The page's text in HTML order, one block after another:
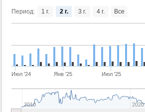
Период:
Июл '24 Янв '25 Июл '25
2010 2020
1 г. 2 г. 3 г. 4 г. Все